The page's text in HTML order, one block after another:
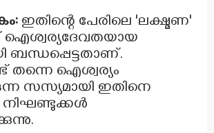
ഇതിന്റെ പേരിലെ 'ലക്ഷ്മണ'
ഐശ്വര്യദേവതയായ
ബന്ധപ്പെട്ടതാണ്.
ഐശ്വര്യം
സസ്യമായി ഇതിനെ